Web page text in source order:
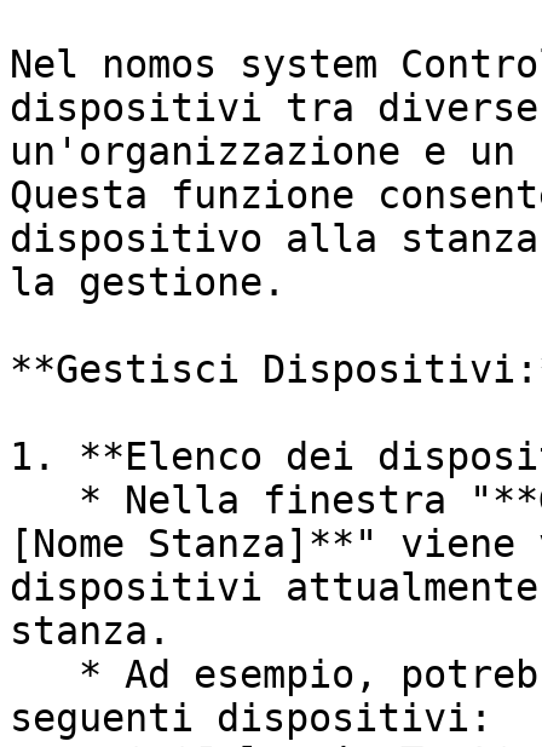
Nel nomos system
dispositivi tra diverse
un'organizzazione e
Questa funzione
dispositivo alla
la gestione.
**Gestisci
1. **Elenco dei
[Nome Stanza]**"
dispositivi attualmente
stanza.
seguenti dispositivi: